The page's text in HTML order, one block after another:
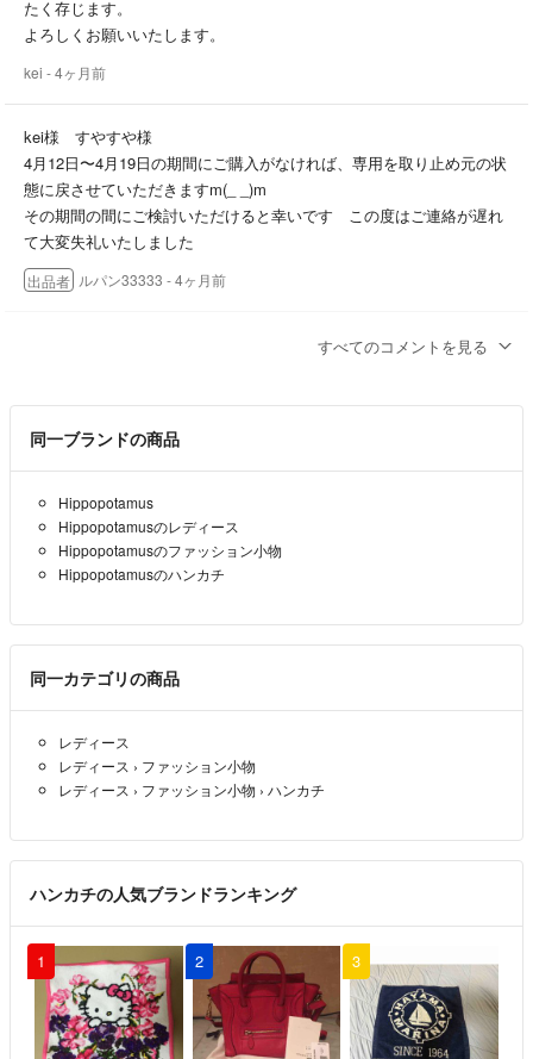
たく存じます。
よろしくお願いいたします。
kei - 4ヶ月前
kei様 すやすや様
4月12日〜4月19日の期間にご購入がなければ、専用を取り止め元の状
態に戻させていただきますm(_ _)m
その期間の間にご検討いただけると幸いです この度はご連絡が遅れ
て大変失礼いたしました
出品者 ルパン33333 - 4ヶ月前
箱無し、200円お値引きいたします。
先にご購入いただいた方とお取引させていただきたいです。ご了承く
ださい。
ルパン33333- 4ヶ月前
購入を検討しております。箱なしで構いませんので、ご記載の通り20
よろしくお願いします。
はじめまして。
すでしょうか。
すべてのコメントを見る
同一ブランドの商品
Hippopotamus
Hippopotamusのレディース
Hippopotamusのファッション小物
Hippopotamusのハンカチ
同一カテゴリの商品
レディース
レディース › ファッション小物
レディース › ファッション小物 › ハンカチ
ハンカチの人気ブランドランキング
1 2 3